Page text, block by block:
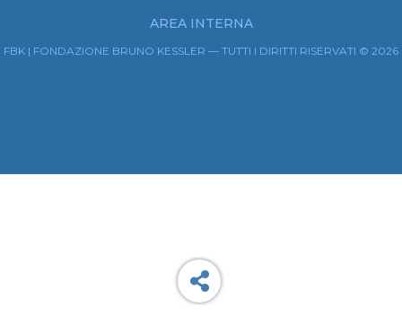
AREA INTERNA
FBK | FONDAZIONE BRUNO KESSLER — TUTTI I DIRITTI RISERVATI © 2026